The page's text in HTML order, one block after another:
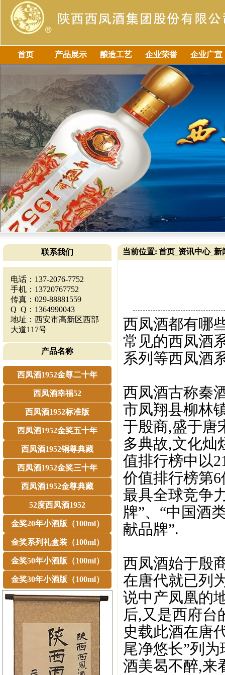
首页 产品展示 酿造工艺 企业荣誉 企业广宣
联系我们
电话：137-2076-7752
手机：13720767752
传真：029-88881559
Q Q：1364990043
地址：西安市高新区西部
大道117号
产品名称
西凤酒1952金尊二十年
西凤酒幸福52
西凤酒1952标准版
西凤酒1952金奖五十年
西凤酒1952铜尊典藏
西凤酒1952金奖三十年
西凤酒1952金尊典藏
52度西凤酒1952
金奖20年小酒版（100ml）
金奖系列礼盒装（100ml）
金奖50年小酒版（100ml）
金奖30年小酒版（100ml）
当前位置: 首页 资讯中心_ 新
西凤酒都有哪
常见的西凤酒
系列等西凤酒
西凤酒古称秦
市凤翔县柳林
于殷商,盛于唐
多典故,文化灿
值排行榜中以
价值排行榜第
最具全球竞争
牌”、“中国酒
献品牌”.
西凤酒始于殷
在唐代就已列
说中产凤凰的
后,又是西府台
史载此酒在唐
尾净悠长”列
酒美曷不醉,来